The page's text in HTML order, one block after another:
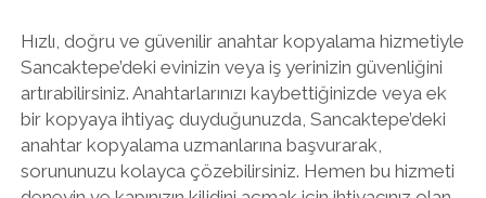
Hızlı, doğru ve güvenilir anahtar kopyalama hizmetiyle
Sancaktepe’deki evinizin veya iş yerinizin güvenliğini
artırabilirsiniz. Anahtarlarınızı kaybettiğinizde veya ek
bir kopyaya ihtiyaç duyduğunuzda, Sancaktepe’deki
anahtar kopyalama uzmanlarına başvurarak,
sorununuzu kolayca çözebilirsiniz. Hemen bu hizmeti